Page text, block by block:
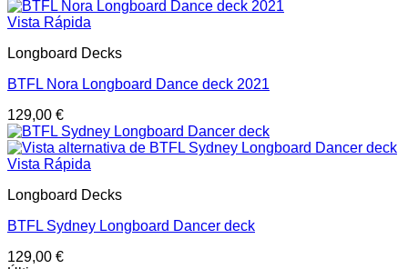
Vista Rápida
Longboard Decks
BTFL Nora Longboard Dance deck 2021
129,00 €
Vista Rápida
Longboard Decks
BTFL Sydney Longboard Dancer deck
129,00 €